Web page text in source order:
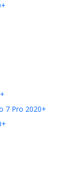
7 Pro 2020+